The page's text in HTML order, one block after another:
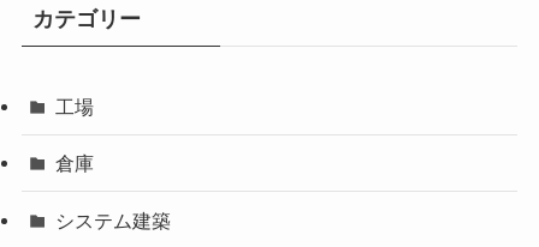
カテゴリー
工場
倉庫
システム建築